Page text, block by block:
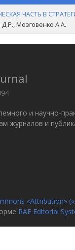
ЧАСТЬ В
Мозговенко А.А.
и научно-
журналов и
«Attribution»
RAE Editorial